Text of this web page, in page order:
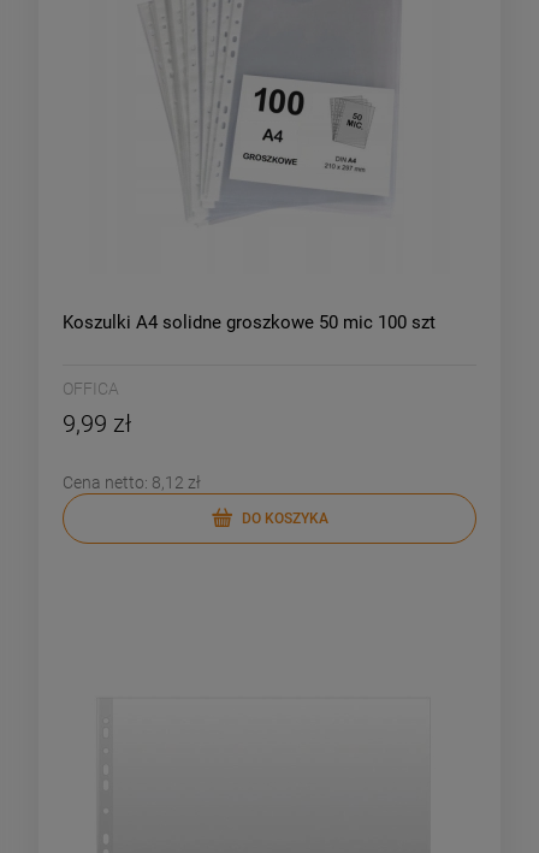
Koszulki A4 solidne groszkowe 50 mic 100 szt
OFFICA
9,99 zł
Cena netto: 8,12 zł
DO KOSZYKA